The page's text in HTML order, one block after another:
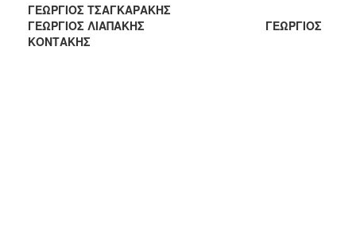
ΓΕΩΡΓΙΟΣ ΤΣΑΓΚΑΡΑΚΗΣ
ΓΕΩΡΓΙΟΣ ΛΙΑΠΑΚΗΣ ΓΕΩΡΓΙΟΣ
ΚΟΝΤΑΚΗΣ